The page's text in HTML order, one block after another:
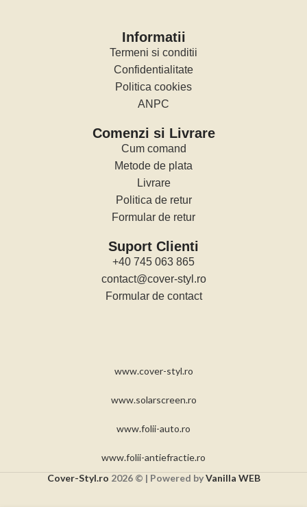
Informatii
Termeni si conditii
Confidentialitate
Politica cookies
ANPC
Comenzi si Livrare
Cum comand
Metode de plata
Livrare
Politica de retur
Formular de retur
Suport Clienti
+40 745 063 865
contact@cover-styl.ro
Formular de contact
www.cover-styl.ro
www.solarscreen.ro
www.folii-auto.ro
www.folii-antiefractie.ro
Cover-Styl.ro 2026 © | Powered byVanilla WEB